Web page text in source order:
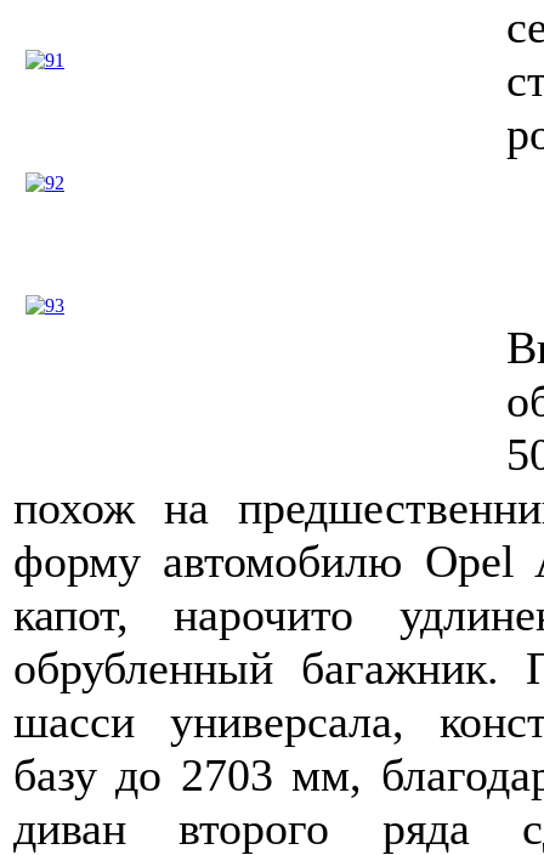
похож на
форму автомобилю Opel
капот, нарочито
обрубленный багажник.
шасси универсала,
базу до 2703 мм,
диван второго ряда